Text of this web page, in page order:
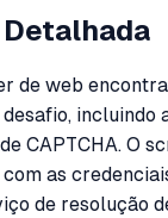
de web
incluindo
CAPTCHA. O
as
de resolução